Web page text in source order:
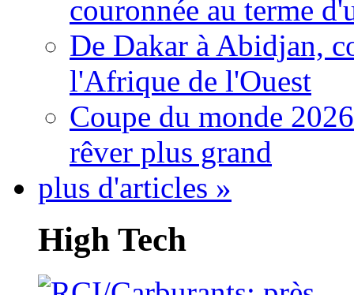
couronnée au terme
De Dakar à Abidjan,
l'Afrique de l'Ouest
Coupe du monde
rêver plus grand
plus d'articles »
High Tech